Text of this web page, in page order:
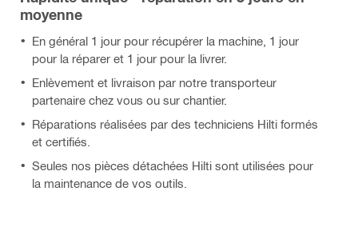
moyenne
En général 1 jour pour récupérer la machine, 1 jour
pour la réparer et 1 jour pour la livrer.
Enlèvement et livraison par notre transporteur
partenaire chez vous ou sur chantier.
Réparations réalisées par des techniciens Hilti formés
et certifiés.
Seules nos pièces détachées Hilti sont utilisées pour
la maintenance de vos outils.